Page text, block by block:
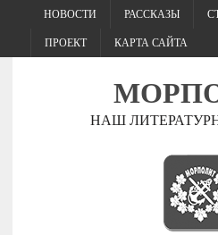
НОВОСТИ РАССКАЗЫ
ПРОЕКТ КАРТА САЙТА
НАШ